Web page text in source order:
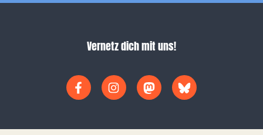
Vernetz dich mit uns!